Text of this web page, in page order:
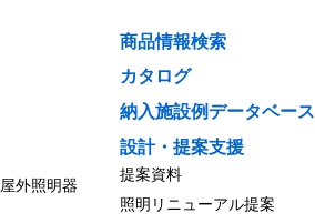
外照明器
商品情報検索
カタログ
納入施設例データベース
設計・提案支援
提案資料
照明リニューアル提案